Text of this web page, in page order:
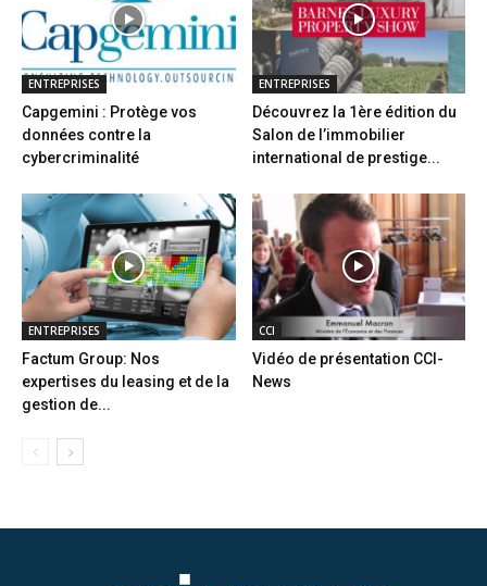
ENTREPRISES
Capgemini : Protège vos
données contre la
cybercriminalité
ENTREPRISES
Découvrez la 1ère édition du
Salon de l’immobilier
international de prestige...
ENTREPRISES
Factum Group: Nos
expertises du leasing et de la
gestion de...
CCI
Vidéo de présentation CCI-
News